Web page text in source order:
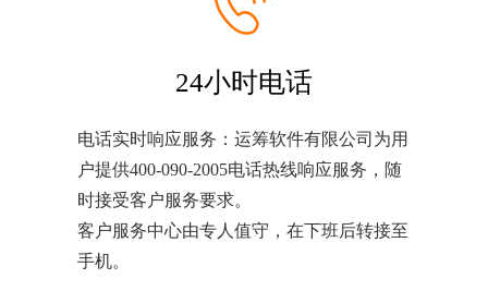
24小时电话
电话实时响应服务：运筹软件有限公司为用
户提供400-090-2005电话热线响应服务，随
时接受客户服务要求。
客户服务中心由专人值守，在下班后转接至
手机。